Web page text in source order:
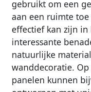
gebruikt om een
aan een ruimte
effectief kan zijn in
interessante
natuurlijke
wanddecoratie.
panelen kunnen